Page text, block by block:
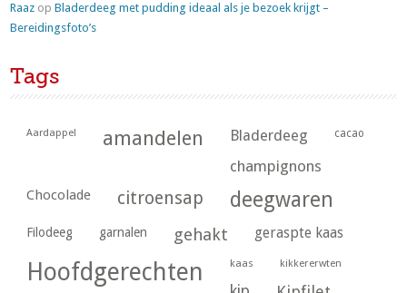
Raaz opBladerdeeg met pudding ideaal als je bezoek krijgt –
Bereidingsfoto’s
Tags
Aardappel amandelen Bladerdeeg cacao
champignons
Chocolade citroensap deegwaren
Filodeeg garnalen gehakt geraspte kaas
Hoofdgerechten kaas kikkererwten